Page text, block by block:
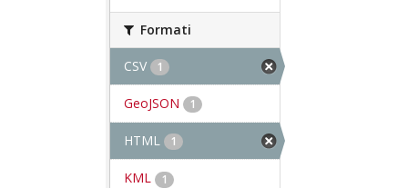
Formati
CSV 1
GeoJSON 1
HTML 1
KML 1